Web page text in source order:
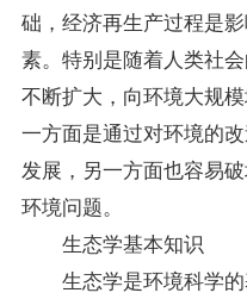
础，经济再生产过程是
素。特别是随着人类社
不断扩大，向环境大规模
一方面是通过对环境的
发展，另一方面也容易
环境问题。
生态学基本知识
生态学是环境科学的